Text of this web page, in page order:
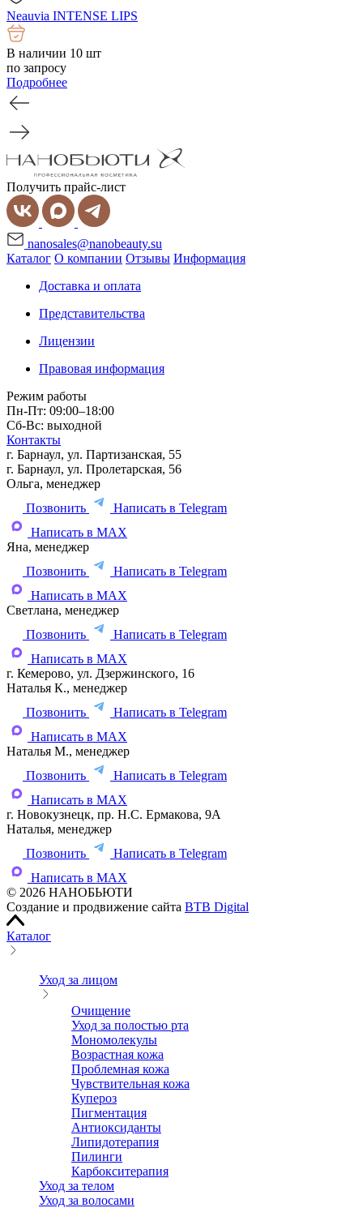
Neauvia INTENSE LIPS
В наличии 10 шт
по запросу
Подробнее
Получить прайс-лист
nanosales@nanobeauty.su
Каталог О компании Отзывы Информация
Доставка и оплата
Представительства
Лицензии
Правовая информация
Режим работы
Пн-Пт: 09:00–18:00
Сб-Вс: выходной
Контакты
г. Барнаул, ул. Партизанская, 55
г. Барнаул, ул. Пролетарская, 56
Ольга, менеджер
Позвонить
Написать в Telegram
Написать в MAX
Яна, менеджер
Позвонить
Написать в Telegram
Написать в MAX
Светлана, менеджер
Позвонить
Написать в Telegram
Написать в MAX
г. Кемерово, ул. Дзержинского, 16
Наталья К., менеджер
Позвонить
Написать в Telegram
Написать в MAX
Наталья М., менеджер
Позвонить
Написать в Telegram
Написать в MAX
г. Новокузнецк, пр. Н.С. Ермакова, 9А
Наталья, менеджер
Позвонить
Написать в Telegram
Написать в MAX
© 2026 НАНОБЬЮТИ
Создание и продвижение сайта BTB Digital
Каталог
Уход за лицом
Очищение
Уход за полостью рта
Мономолекулы
Возрастная кожа
Проблемная кожа
Чувствительная кожа
Купероз
Пигментация
Антиоксиданты
Липидотерапия
Пилинги
Карбокситерапия
Уход за телом
Уход за волосами